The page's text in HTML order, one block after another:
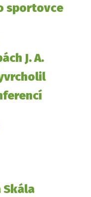
sportovce
J. A.
Skála